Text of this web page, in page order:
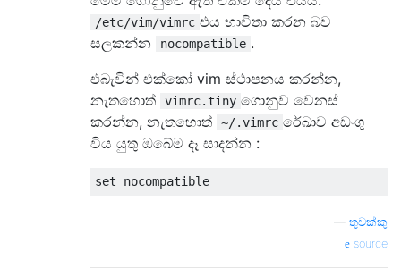
/etc/vim/vimrc එය භාවිතා කරන බව
සලකන්න
nocompatible .
එබැවින් එක්කෝ vim ස්ථාපනය කරන්න,
නැතහොත්
vimrc.tiny ගොනුව වෙනස්
කරන්න, නැතහොත්
~/.vimrc රේඛාව අඩංගු
විය යුතු ඔබේම දෑ සාදන්න :
තුවක්කු
source